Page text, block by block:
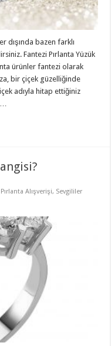
dışında bazen farklı
Fantezi Pırlanta Yüzük
ürünler fantezi olarak
bir çiçek güzelliğinde
adıyla hitap ettiğiniz
…
Pırlanta Alışverişi, Sevgililer